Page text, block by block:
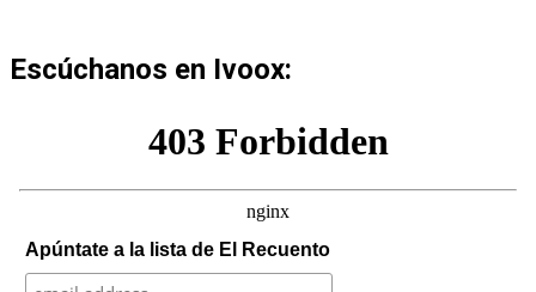
Escúchanos en Ivoox:
Apúntate a la lista de El Recuento